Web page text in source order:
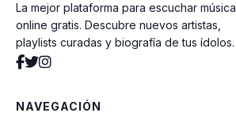
Si Te Marchas
La mejor plataforma para escuchar música
online gratis. Descubre nuevos artistas,
playlists curadas y biografía de tus ídolos.
NAVEGACIÓN